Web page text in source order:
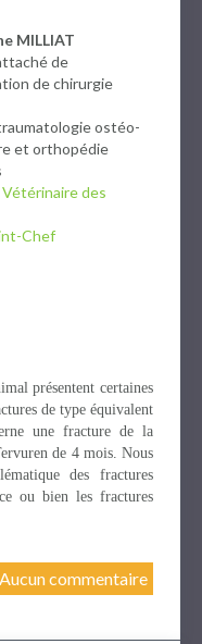
MILLIAT
de
de chirurgie
ostéo-
et orthopédie
des
Chef
présentent certaines
de type équivalent
une fracture de la
de 4 mois. Nous
des fractures
ou bien les fractures
Aucun commentaire